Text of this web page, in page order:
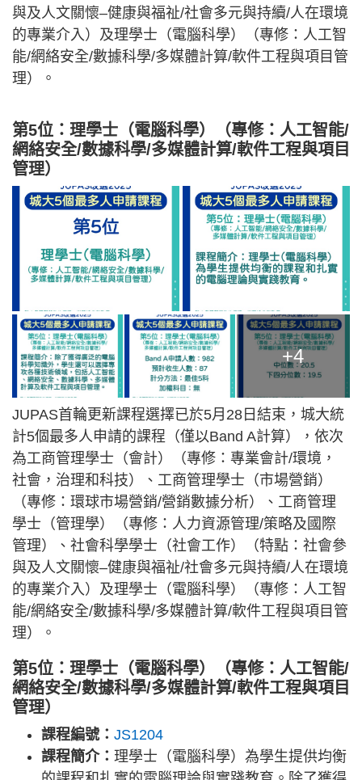
與及人文關懷–健康與福祉/社會多元與持續/人在環境
的專業介入）及理學士（電腦科學）（專修：人工智
能/網絡安全/數據科學/多媒體計算/軟件工程與項目管
理）。
第5位：理學士（電腦科學）（專修：人工智能/
網絡安全/數據科學/多媒體計算/軟件工程與項目
管理）
+4
JUPAS首輪更新課程選擇已於5月28日結束，城大統
計5個最多人申請的課程（僅以Band A計算），依次
為工商管理學士（會計）（專修：專業會計/環境，
社會，治理和科技）、工商管理學士（市場營銷）
（專修：環球市場營銷/營銷數據分析）、工商管理
學士（管理學）（專修：人力資源管理/策略及國際
管理）、社會科學學士（社會工作）（特點：社會參
與及人文關懷–健康與福祉/社會多元與持續/人在環境
的專業介入）及理學士（電腦科學）（專修：人工智
能/網絡安全/數據科學/多媒體計算/軟件工程與項目管
理）。
第5位：理學士（電腦科學）（專修：人工智能/
網絡安全/數據科學/多媒體計算/軟件工程與項目
管理）
課程編號： JS1204
課程簡介： 理學士（電腦科學）為學生提供均衡